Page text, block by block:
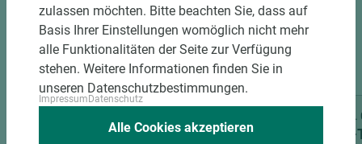
2 weitere Varianten
Holz-Tusche Verbundelement
Art.-
zulassen möchten. Bitte beachten Sie, dass auf
Basis Ihrer Einstellungen womöglich nicht mehr
alle Funktionalitäten der Seite zur Verfügung
stehen. Weitere Informationen finden Sie in
unseren Datenschutzbestimmungen.
Impressum Datenschutz
Alle Cookies akzeptieren